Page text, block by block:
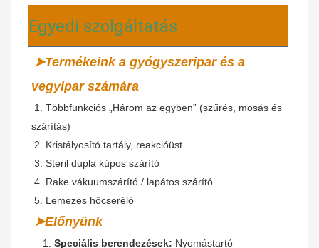
Egyedi szolgáltatás
➤Termékeink a gyógyszeripar és a
vegyipar számára
szárítás)
2. Kristályosító tartály, reakcióüst
3. Steril dupla kúpos szárító
4. Rake vákuumszárító / lapátos szárító
5. Lemezes hőcserélő
➤Előnyünk
   1.
Speciális berendezések: Nyomástartó